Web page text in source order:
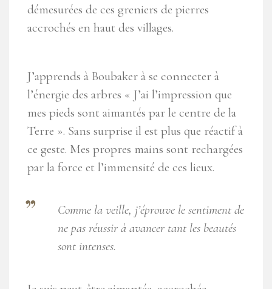
démesurées de ces greniers de pierres
accrochés en haut des villages.
J’apprends à Boubaker à se connecter à
l’énergie des arbres « J’ai l’impression que
mes pieds sont aimantés par le centre de la
Terre ». Sans surprise il est plus que réactif à
ce geste. Mes propres mains sont rechargées
par la force et l’immensité de ces lieux.
Comme la veille, j’éprouve le sentiment de
ne pas réussir à avancer tant les beautés
sont intenses.